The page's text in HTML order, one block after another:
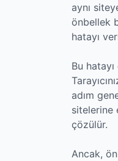
aynı
önbellek
hatayı
Bu
adım
sitelerine
çözülür.
Ancak,